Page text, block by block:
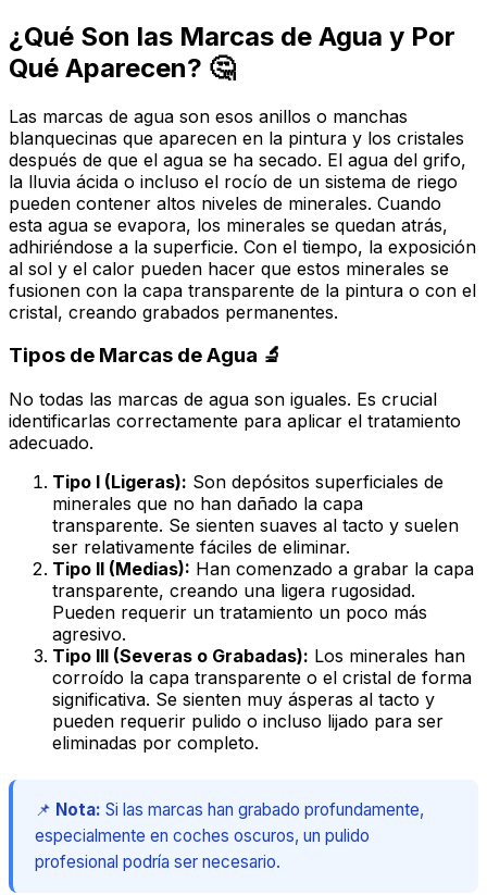
¿Qué Son las Marcas de Agua y Por
Qué Aparecen? 🤔
Las marcas de agua son esos anillos o manchas
blanquecinas que aparecen en la pintura y los cristales
después de que el agua se ha secado. El agua del grifo,
la lluvia ácida o incluso el rocío de un sistema de riego
pueden contener altos niveles de minerales. Cuando
esta agua se evapora, los minerales se quedan atrás,
adhiriéndose a la superficie. Con el tiempo, la exposición
al sol y el calor pueden hacer que estos minerales se
fusionen con la capa transparente de la pintura o con el
cristal, creando grabados permanentes.
Tipos de Marcas de Agua 🔬
No todas las marcas de agua son iguales. Es crucial
identificarlas correctamente para aplicar el tratamiento
adecuado.
Tipo I (Ligeras): Son depósitos superficiales de
minerales que no han dañado la capa
transparente. Se sienten suaves al tacto y suelen
ser relativamente fáciles de eliminar.
Tipo II (Medias): Han comenzado a grabar la capa
transparente, creando una ligera rugosidad.
Pueden requerir un tratamiento un poco más
agresivo.
Tipo III (Severas o Grabadas): Los minerales han
corroído la capa transparente o el cristal de forma
significativa. Se sienten muy ásperas al tacto y
pueden requerir pulido o incluso lijado para ser
eliminadas por completo.
📌 Nota: Si las marcas han grabado profundamente,
especialmente en coches oscuros, un pulido
profesional podría ser necesario.